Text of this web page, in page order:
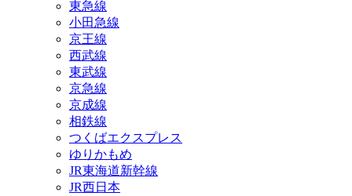
東急線
小田急線
京王線
西武線
東武線
京急線
京成線
相鉄線
つくばエクスプレス
ゆりかもめ
JR東海道新幹線
JR西日本